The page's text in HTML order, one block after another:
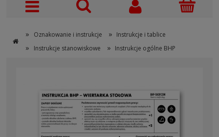
» Oznakowanie i instrukcje » Instrukcje i tablice
» Instrukcje stanowiskowe » Instrukcje ogólne BHP